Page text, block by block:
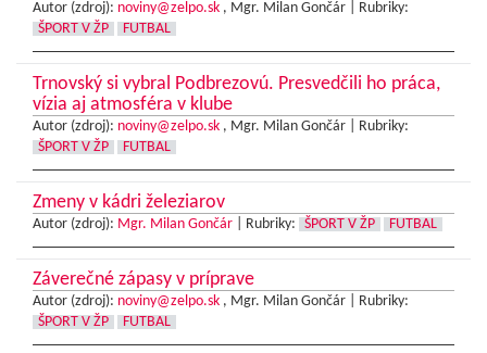
Autor (zdroj): noviny@zelpo.sk , Mgr. Milan Gončár |
Rubriky:
ŠPORT V ŽP
FUTBAL
Trnovský si vybral Podbrezovú. Presvedčili ho práca,
vízia aj atmosféra v klube
Autor (zdroj): noviny@zelpo.sk , Mgr. Milan Gončár |
Rubriky:
ŠPORT V ŽP
FUTBAL
Zmeny v kádri železiarov
Autor (zdroj): Mgr. Milan Gončár Rubriky: ŠPORT V ŽP FUTBAL
Záverečné zápasy v príprave
Autor (zdroj): noviny@zelpo.sk , Mgr. Milan Gončár |
Rubriky:
ŠPORT V ŽP
FUTBAL